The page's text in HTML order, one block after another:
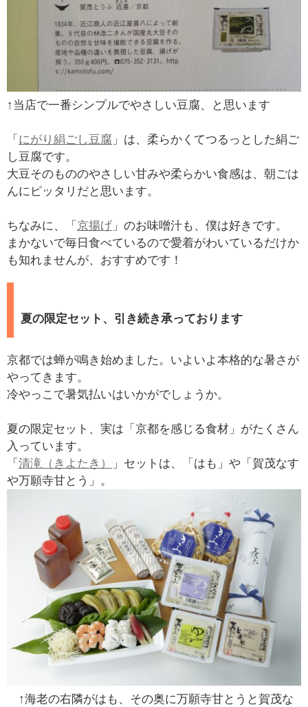
↑当店で一番シンプルでやさしい豆腐、と思います
「 にがり絹ごし豆腐 」は、柔らかくてつるっとした絹ご
し豆腐です。
大豆そのもののやさしい甘みや柔らかい食感は、朝ごは
んにピッタリだと思います。
ちなみに、「 京揚げ 」のお味噌汁も、僕は好きです。
まかないで毎日食べているので愛着がわいているだけか
も知れませんが、おすすめです！
夏の限定セット、引き続き承っております
京都では蝉が鳴き始めました。いよいよ本格的な暑さが
やってきます。
冷やっこで暑気払いはいかがでしょうか。
夏の限定セット、実は「京都を感じる食材」がたくさん
入っています。
「 清滝（きよたき）
」セットは、「はも」や「賀茂なす
や万願寺甘とう」。
↑海老の右隣がはも、その奥に万願寺甘とうと賀茂な